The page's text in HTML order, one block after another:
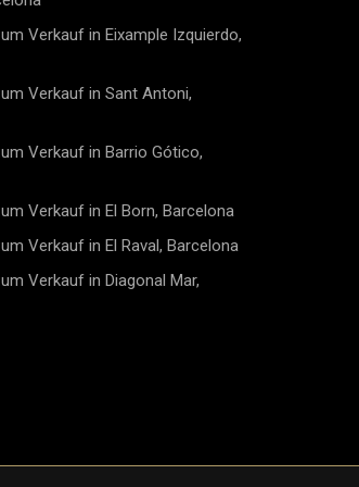
Gesetz 12/2023 vom 24. Mai über
Verkauf in El Born, Barcelona
Verkauf in El Raval, Barcelona